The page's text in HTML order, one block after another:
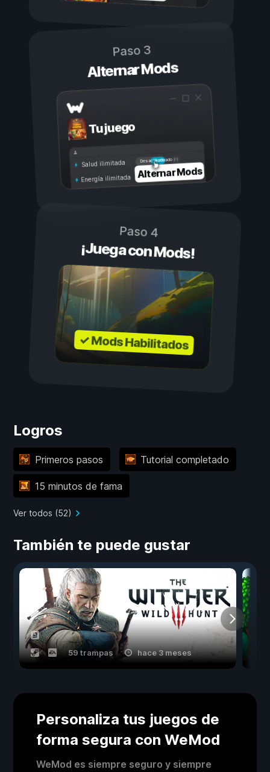
Paso 3
Alternar Mods
Tu juego
Activado
Desactivado
Salud ilimitada
Energía ilimitada Alternar Mods
Paso 4
¡Juega con Mods!
✓ Mods Habilitados
Logros
Primeros pasos Tutorial completado
15 minutos de fama
Ver todos (52)
También te puede gustar
59 trampas hace 3 meses
Personaliza tus juegos de
forma segura con WeMod
WeMod es siempre seguro y siempre